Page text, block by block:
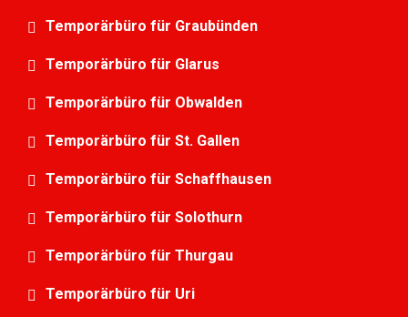
Temporärbüro für Graubünden
Temporärbüro für Glarus
Temporärbüro für Obwalden
Temporärbüro für St. Gallen
Temporärbüro für Schaffhausen
Temporärbüro für Solothurn
Temporärbüro für Thurgau
Temporärbüro für Uri